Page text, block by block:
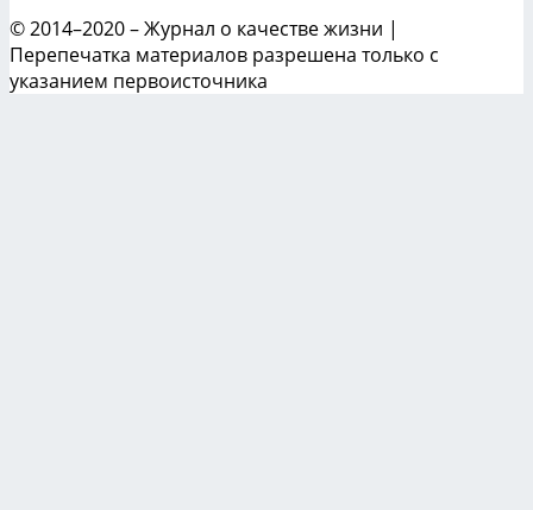
© 2014–2020 – Журнал о качестве жизни |
Перепечатка материалов разрешена только с
указанием первоисточника